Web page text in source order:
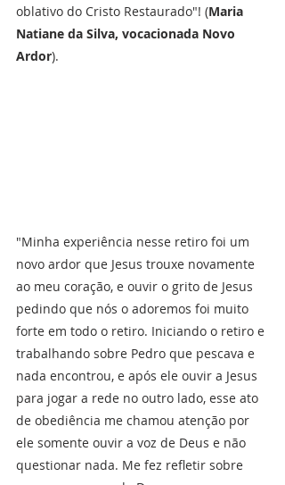
oblativo do Cristo Restaurado"! (Maria
Natiane da Silva, vocacionada Novo
Ardor).
"Minha experiência nesse retiro foi um
novo ardor que Jesus trouxe novamente
ao meu coração, e ouvir o grito de Jesus
pedindo que nós o adoremos foi muito
forte em todo o retiro. Iniciando o retiro e
trabalhando sobre Pedro que pescava e
nada encontrou, e após ele ouvir a Jesus
para jogar a rede no outro lado, esse ato
de obediência me chamou atenção por
ele somente ouvir a voz de Deus e não
questionar nada. Me fez refletir sobre